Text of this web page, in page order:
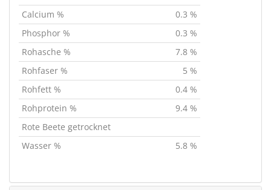
Calcium %
0.3 %
Phosphor %
0.3 %
Rohasche %
7.8 %
Rohfaser %
5 %
Rohfett %
0.4 %
Rohprotein %
9.4 %
Rote Beete getrocknet
Wasser %
5.8 %